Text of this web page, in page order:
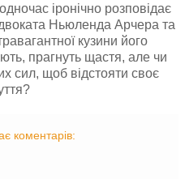
іронічно розповідає
Ньюленда Арчера та
кузини його
прагнуть щастя, але чи
сил, щоб відстояти своє
коментарів: